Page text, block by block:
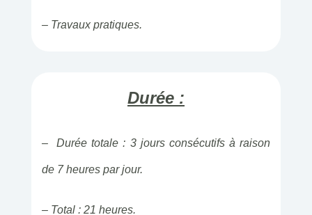
– Travaux pratiques.
Durée :
– Durée totale : 3 jours consécutifs à raison
de 7 heures par jour.
– Total : 21 heures.